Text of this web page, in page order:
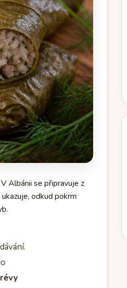
Albánii se připravuje z
odkud pokrm